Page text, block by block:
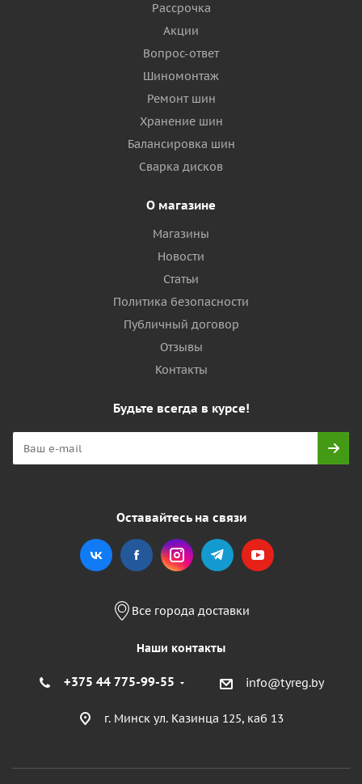
Рассрочка
Акции
Вопрос-ответ
Шиномонтаж
Ремонт шин
Хранение шин
Балансировка шин
Сварка дисков
О магазине
Магазины
Новости
Статьи
Политика безопасности
Публичный договор
Отзывы
Контакты
Будьте всегда в курсе!
Оставайтесь на связи
Все города доставки
Наши контакты
+375 44 775-99-55 info@tyreg.by
г. Минск ул. Казинца 125, каб 13